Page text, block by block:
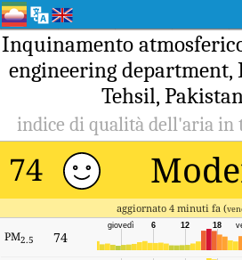
Inquinamento
engineering department,
Tehsil,
indice di qualità dell'aria in
74
aggiornato 4 minuti fa (
PM2.5 74
18
12
6
giovedì